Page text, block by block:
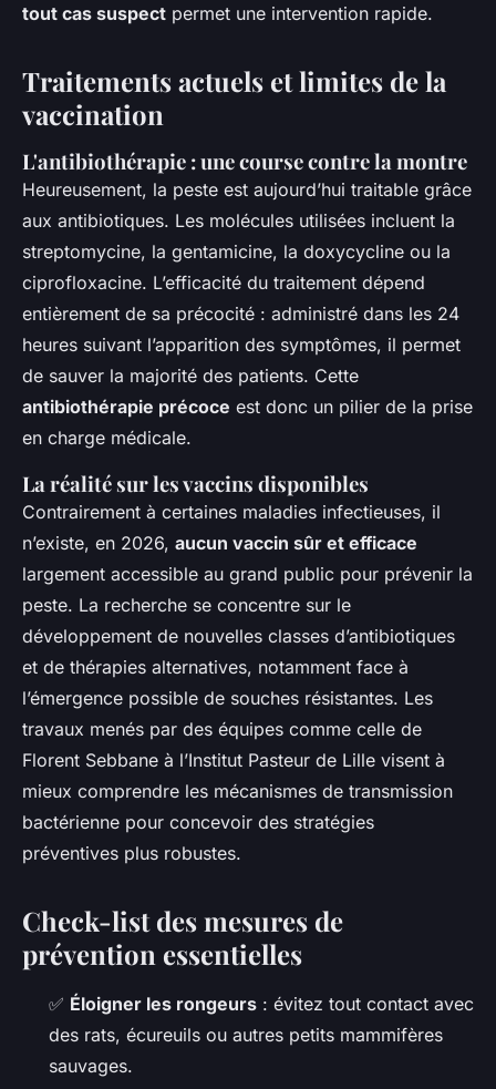
tout cas suspect permet une intervention rapide.
Traitements actuels et limites de la
vaccination
L'antibiothérapie : une course contre la montre
Heureusement, la peste est aujourd’hui traitable grâce
aux antibiotiques. Les molécules utilisées incluent la
streptomycine, la gentamicine, la doxycycline ou la
ciprofloxacine. L’efficacité du traitement dépend
entièrement de sa précocité : administré dans les 24
heures suivant l’apparition des symptômes, il permet
de sauver la majorité des patients. Cette
antibiothérapie précoce est donc un pilier de la prise
en charge médicale.
La réalité sur les vaccins disponibles
Contrairement à certaines maladies infectieuses, il
n’existe, en 2026, aucun vaccin sûr et efficace
largement accessible au grand public pour prévenir la
peste. La recherche se concentre sur le
développement de nouvelles classes d’antibiotiques
et de thérapies alternatives, notamment face à
l’émergence possible de souches résistantes. Les
travaux menés par des équipes comme celle de
Florent Sebbane à l’Institut Pasteur de Lille visent à
mieux comprendre les mécanismes de transmission
bactérienne pour concevoir des stratégies
préventives plus robustes.
Check-list des mesures de
prévention essentielles
✅ Éloigner les rongeurs : évitez tout contact avec
des rats, écureuils ou autres petits mammifères
sauvages.